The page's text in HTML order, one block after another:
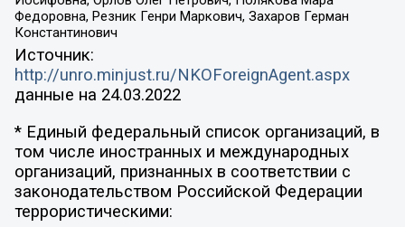
Федоровна, Резник Генри Маркович, Захаров Герман
Константинович
Источник:
http://unro.minjust.ru/NKOForeignAgent.aspx
данные на 24.03.2022
* Единый федеральный список организаций, в
том числе иностранных и международных
организаций, признанных в соответствии с
законодательством Российской Федерации
террористическими: